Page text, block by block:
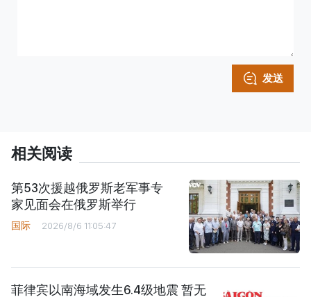
发送
相关阅读
第53次援越俄罗斯老军事专
家见面会在俄罗斯举行
国际 2026/8/6 11:05:47
菲律宾以南海域发生6.4级地震 暂无